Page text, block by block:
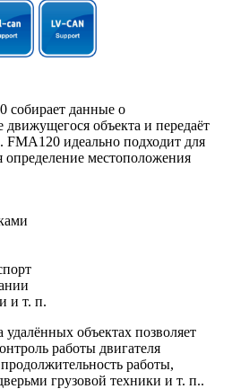
данные о
объекта и передаёт
FMA120 идеально подходит для
определение местоположения
и т. п.
объектах позволяет
работы двигателя
работы,
грузовой техники и т. п..